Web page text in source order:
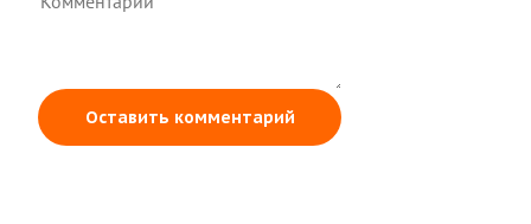
Оставить комментарий